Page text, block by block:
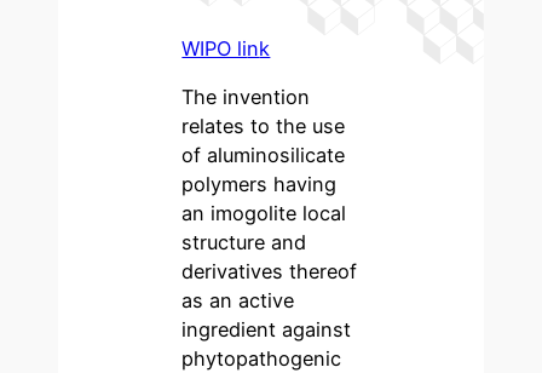
WIPO link
The invention
relates to the use
of aluminosilicate
polymers having
an imogolite local
structure and
derivatives thereof
as an active
ingredient against
phytopathogenic